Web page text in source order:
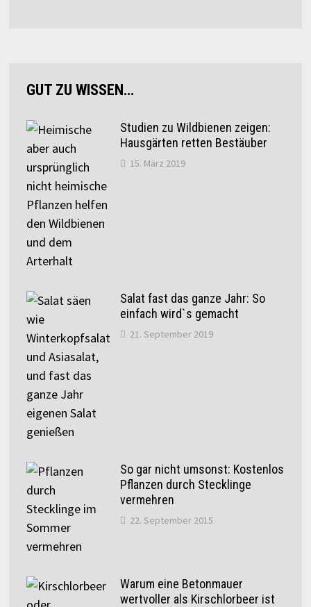
GUT ZU WISSEN…
Studien zu Wildbienen zeigen:
Hausgärten retten Bestäuber
15. März 2019
Salat fast das ganze Jahr: So
einfach wird`s gemacht
21. September 2019
So gar nicht umsonst: Kostenlos
Pflanzen durch Stecklinge
vermehren
22. September 2015
Warum eine Betonmauer
wertvoller als Kirschlorbeer ist